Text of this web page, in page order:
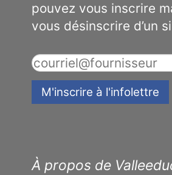
pouvez vous inscrire
vous désinscrire d’un
À propos de